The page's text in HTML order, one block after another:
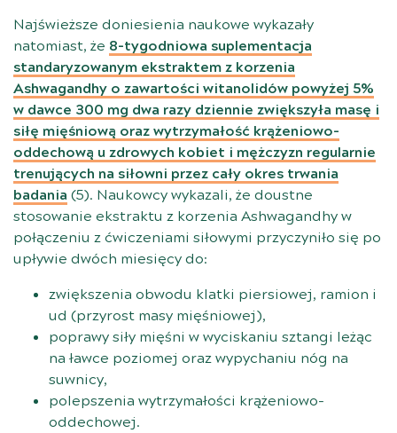
Najświeższe doniesienia naukowe wykazały
natomiast, że 8-tygodniowa suplementacja
standaryzowanym ekstraktem z korzenia
Ashwagandhy o zawartości witanolidów powyżej 5%
w dawce 300 mg dwa razy dziennie zwiększyła masę i
siłę mięśniową oraz wytrzymałość krążeniowo-
oddechową u zdrowych kobiet i mężczyzn regularnie
trenujących na siłowni przez cały okres trwania
badania (5). Naukowcy wykazali, że doustne
stosowanie ekstraktu z korzenia Ashwagandhy w
połączeniu z ćwiczeniami siłowymi przyczyniło się po
upływie dwóch miesięcy do:
zwiększenia obwodu klatki piersiowej, ramion i
ud (przyrost masy mięśniowej),
poprawy siły mięśni w wyciskaniu sztangi leżąc
na ławce poziomej oraz wypychaniu nóg na
suwnicy,
polepszenia wytrzymałości krążeniowo-
oddechowej.